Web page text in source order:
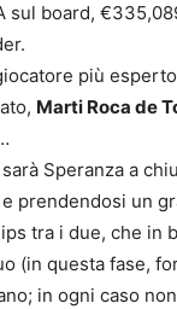
sul board,
più
Marti Roca de
sarà Speranza a
prendendosi un
tra i due, che in
(in questa fase,
in ogni caso